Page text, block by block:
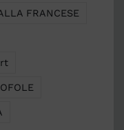
FRANCESE